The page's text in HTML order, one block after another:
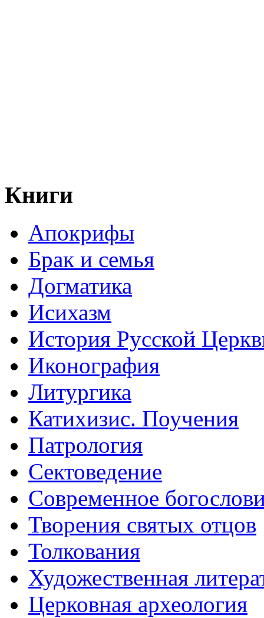
Книги
Апокрифы
Брак и семья
Догматика
Исихазм
История Русской
Иконография
Литургика
Катихизис. Поучения
Патрология
Сектоведение
Современное
Творения святых отцов
Толкования
Художественная
Церковная археология